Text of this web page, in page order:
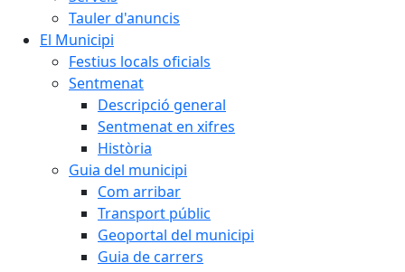
Tauler d'anuncis
El Municipi
Festius locals oficials
Sentmenat
Descripció general
Sentmenat en xifres
Història
Guia del municipi
Com arribar
Transport públic
Geoportal del municipi
Guia de carrers